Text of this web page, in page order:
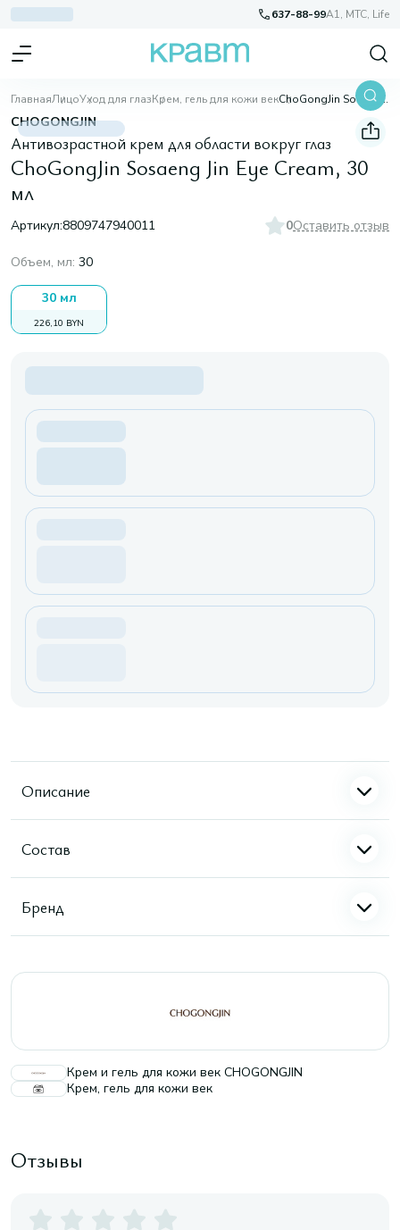
637-88-99A1, МТС, Life
ГлавнаяЛицоУход для глазКрем, гель для кожи век ChoGongJin Sosaeng Jin Eye Cream, 30 мл
CHOGONGJIN
Антивозрастной крем для области вокруг глаз
ChoGongJin Sosaeng Jin Eye Cream, 30
мл
Артикул:8809747940011 0Оставить отзыв
Объем, мл: 30
30 мл
226,10 BYN
Описание
Состав
Бренд
Крем и гель для кожи век CHOGONGJIN
Крем, гель для кожи век
Отзывы